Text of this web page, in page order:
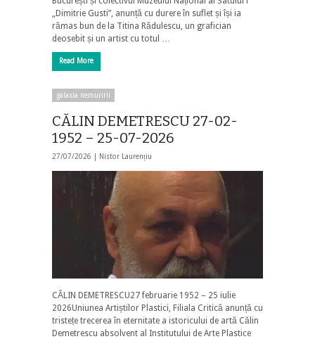
„Dimitrie Gusti”, anunță cu durere în suflet și își ia
rămas bun de la Titina Rădulescu, un grafician
deosebit și un artist cu totul …
Read More
galaxia nemuririi
CĂLIN DEMETRESCU 27-02-
1952 – 25-07-2026
27/07/2026 | Nistor Laurențiu
CĂLIN DEMETRESCU27 februarie 1952 – 25 iulie
2026Uniunea Artiștilor Plastici, Filiala Critică anunță cu
tristețe trecerea în eternitate a istoricului de artă Călin
Demetrescu absolvent al Institutului de Arte Plastice